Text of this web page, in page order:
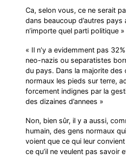
Ca, selon vous, ce ne serait
dans beaucoup d’autres pays
n’importe quel parti politique »
« Il n’y a evidemment pas
neo-nazis ou separatistes
du pays. Dans la majorite des
normaux les pieds sur terre,
forcement indignes par la
des dizaines d’annees »
Non, bien sûr, il y a aussi,
humain, des gens normaux
voient que ce qui leur
ce qu’il ne veulent pas savoir